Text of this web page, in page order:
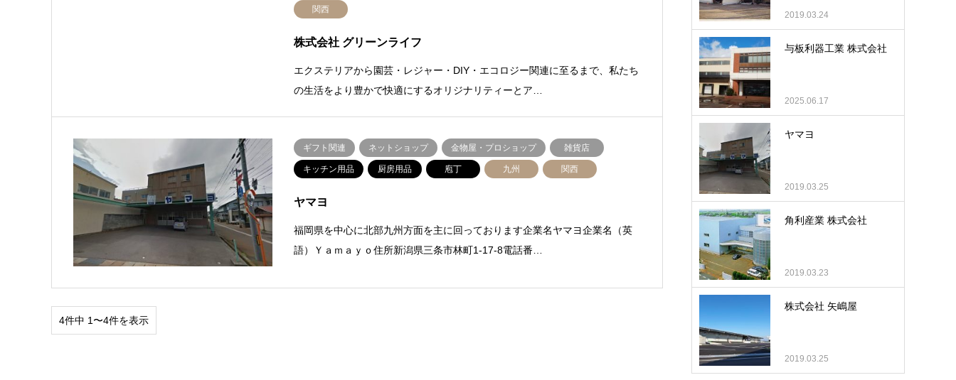
関西
株式会社 グリーンライフ
エクステリアから園芸・レジャー・DIY・エコロジー関連に至るまで、私たち
の生活をより豊かで快適にするオリジナリティーとア…
ギフト関連 ネットショップ 金物屋・プロショップ 雑貨店
キッチン用品 厨房用品 庖丁 九州 関西
ヤマヨ
福岡県を中心に北部九州方面を主に回っております企業名ヤマヨ企業名（英
語）Ｙａｍａｙｏ住所新潟県三条市林町1-17-8電話番…
4件中 1〜4件を表示
2019.03.24
与板利器工業 株式会社
2025.06.17
ヤマヨ
2019.03.25
角利産業 株式会社
2019.03.23
株式会社 矢嶋屋
2019.03.25